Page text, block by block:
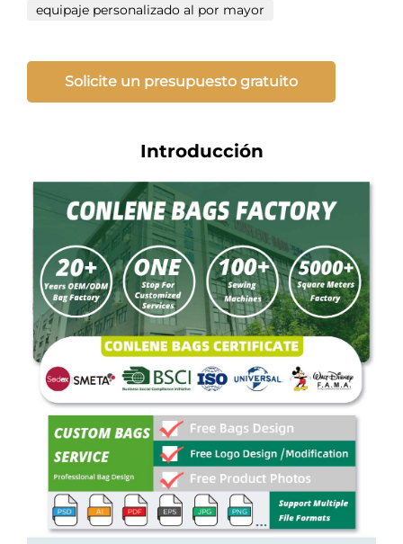
equipaje personalizado al por mayor
Solicite un presupuesto gratuito
Introducción